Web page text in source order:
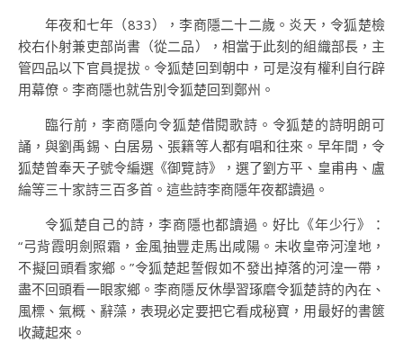
年夜和七年（833），李商隱二十二歲。炎天，令狐楚檢
校右仆射兼吏部尚書（從二品），相當于此刻的組織部長，主
管四品以下官員提拔。令狐楚回到朝中，可是沒有權利自行辟
用幕僚。李商隱也就告別令狐楚回到鄭州。
臨行前，李商隱向令狐楚借閱歌詩。令狐楚的詩明朗可
誦，與劉禹錫、白居易、張籍等人都有唱和往來。早年間，令
狐楚曾奉天子號令編選《御覽詩》，選了劉方平、皇甫冉、盧
綸等三十家詩三百多首。這些詩李商隱年夜都讀過。
令狐楚自己的詩，李商隱也都讀過。好比《年少行》：
“弓背霞明劍照霜，金風抽豐走馬出咸陽。未收皇帝河湟地，
不擬回頭看家鄉。”令狐楚起誓假如不發出掉落的河湟一帶，
盡不回頭看一眼家鄉。李商隱反休學習琢磨令狐楚詩的內在、
風標、氣概、辭藻，表現必定要把它看成秘寶，用最好的書篋
收藏起來。